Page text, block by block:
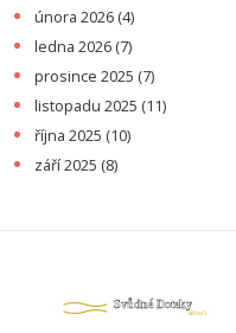
února 2026 (4)
ledna 2026 (7)
prosince 2025 (7)
listopadu 2025 (11)
října 2025 (10)
září 2025 (8)